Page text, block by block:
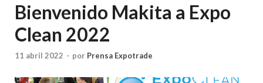
Bienvenido Makita a Expo
Clean 2022
11 abril 2022 - por Prensa Expotrade